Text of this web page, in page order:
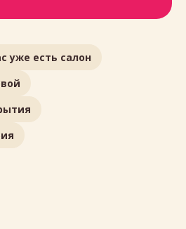
уже есть салон